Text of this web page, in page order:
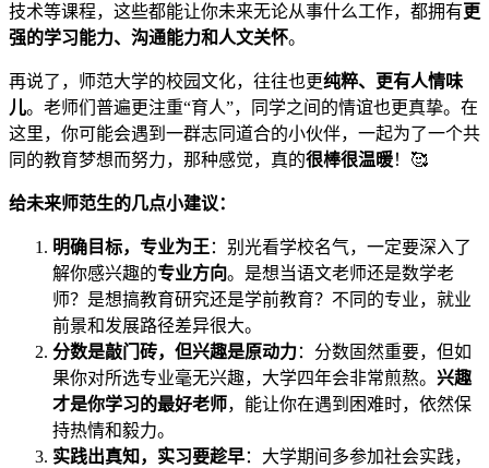
技术等课程，这些都能让你未来无论从事什么工作，都拥有更
强的学习能力、沟通能力和人文关怀。
再说了，师范大学的校园文化，往往也更纯粹、更有人情味
儿。老师们普遍更注重“育人”，同学之间的情谊也更真挚。在
这里，你可能会遇到一群志同道合的小伙伴，一起为了一个共
同的教育梦想而努力，那种感觉，真的很棒很温暖！🥰
给未来师范生的几点小建议：
明确目标，专业为王 ：别光看学校名气，一定要深入了
解你感兴趣的专业方向。是想当语文老师还是数学老
师？是想搞教育研究还是学前教育？不同的专业，就业
前景和发展路径差异很大。
分数是敲门砖，但兴趣是原动力：分数固然重要，但如
果你对所选专业毫无兴趣，大学四年会非常煎熬。 兴趣
才是你学习的最好老师，能让你在遇到困难时，依然保
持热情和毅力。
实践出真知，实习要趁早：大学期间多参加社会实践，